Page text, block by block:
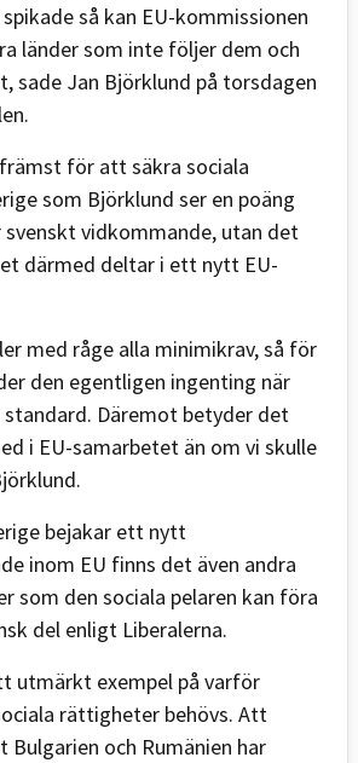
så kan EU-kommissionen
länder som inte följer dem och
sade Jan Björklund på torsdagen
för att säkra sociala
som Björklund ser en poäng
vidkommande, utan det
därmed deltar i ett nytt EU-
med råge alla minimikrav, så för
den egentligen ingenting när
Däremot betyder det
i EU-samarbetet än om vi skulle
bejakar ett nytt
inom EU finns det även andra
som den sociala pelaren kan föra
del enligt Liberalerna.
utmärkt exempel på varför
rättigheter behövs. Att
Bulgarien och Rumänien har